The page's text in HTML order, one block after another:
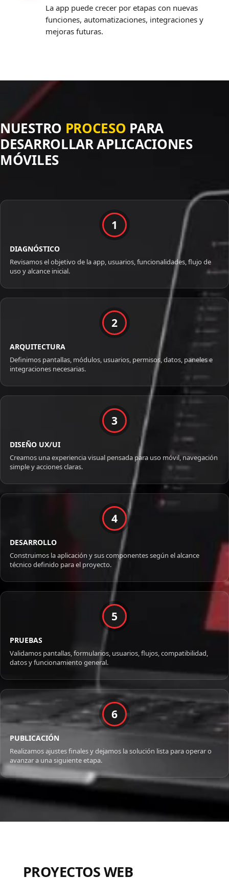
La app puede crecer por etapas con nuevas
funciones, automatizaciones, integraciones y
mejoras futuras.
NUESTRO PROCESO PARA
DESARROLLAR APLICACIONES
MÓVILES
1
DIAGNÓSTICO
Revisamos el objetivo de la app, usuarios, funcionalidades, flujo de
uso y alcance inicial.
2
ARQUITECTURA
Definimos pantallas, módulos, usuarios, permisos, datos, paneles e
integraciones necesarias.
3
DISEÑO UX/UI
Creamos una experiencia visual pensada para uso móvil, navegación
simple y acciones claras.
4
DESARROLLO
Construimos la aplicación y sus componentes según el alcance
técnico definido para el proyecto.
5
PRUEBAS
Validamos pantallas, formularios, usuarios, flujos, compatibilidad,
datos y funcionamiento general.
6
PUBLICACIÓN
Realizamos ajustes finales y dejamos la solución lista para operar o
avanzar a una siguiente etapa.
PROYECTOS WEB